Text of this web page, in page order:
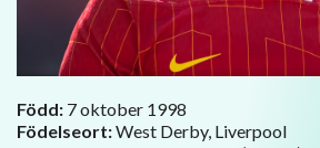
Född: 7 oktober 1998
Födelseort:West Derby, Liverpool